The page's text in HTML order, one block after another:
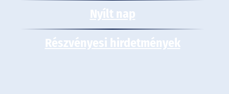
Nyílt nap
Részvényesi hirdetmények